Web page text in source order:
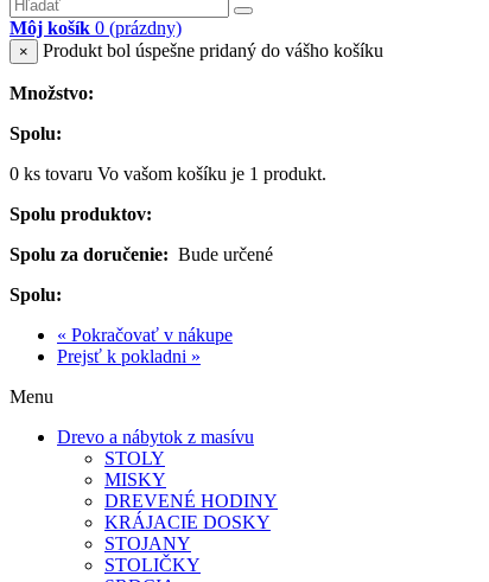
Môj košík 0 (prázdny)
× Produkt bol úspešne pridaný do vášho košíku
Množstvo:
Spolu:
0 ks tovaru Vo vašom košíku je 1 produkt.
Spolu produktov:
Spolu za doručenie: Bude určené
Spolu:
« Pokračovať v nákupe
Prejsť k pokladni »
Menu
Drevo a nábytok z masívu
STOLY
MISKY
DREVENÉ HODINY
KRÁJACIE DOSKY
STOJANY
STOLIČKY